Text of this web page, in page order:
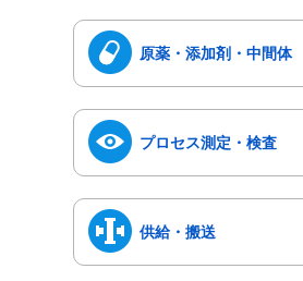
原薬・添加剤・中間体
プロセス測定・検査
供給・搬送